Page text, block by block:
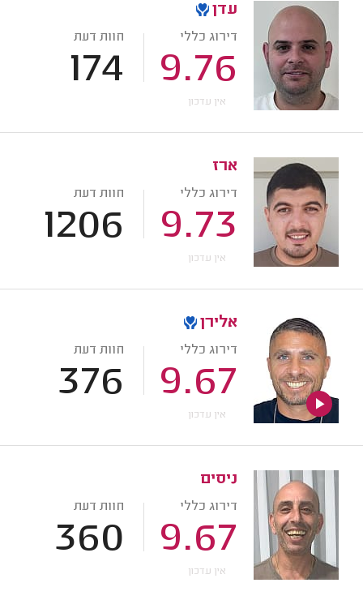
עדן
דירוג כללי
9.76
חוות דעת
174
אין עדכון
ארז
דירוג כללי
9.73
חוות דעת
1206
אין עדכון
אלירן
דירוג כללי
9.67
חוות דעת
376
אין עדכון
ניסים
דירוג כללי
9.67
חוות דעת
360
אין עדכון